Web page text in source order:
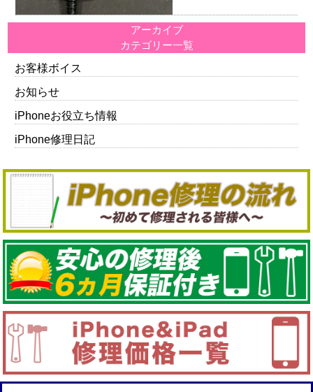
アーカイブ
カテゴリー一覧
お客様ボイス
お知らせ
iPhoneお役立ち情報
iPhone修理日記